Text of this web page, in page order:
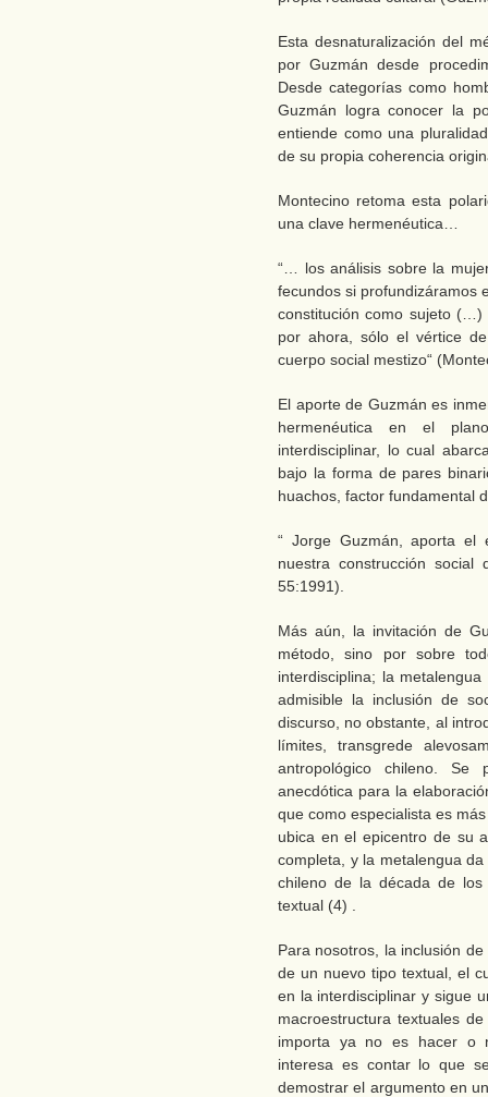
Esta desnaturalización del
por Guzmán desde
Desde categorías como
Guzmán logra conocer la
entiende como una
de su propia coherencia
Montecino retoma esta
una clave hermenéutica…
“… los análisis sobre la
fecundos si profundizáramos
constitución como sujeto
por ahora, sólo el vértice
cuerpo social mestizo“
El aporte de Guzmán es
hermenéutica en el
interdisciplinar, lo cual
bajo la forma de pares
huachos, factor fundamental
“ Jorge Guzmán, aporta
nuestra construcción social
55:1991).
Más aún, la invitación de
método, sino por sobre
interdisciplina; la
admisible la inclusión de
discurso, no obstante, al
límites, transgrede
antropológico chileno. Se
anecdótica para la
que como especialista es
ubica en el epicentro de su
completa, y la metalengua
chileno de la década de
textual (4) .
Para nosotros, la inclusión
de un nuevo tipo textual, el
en la interdisciplinar y sigue
macroestructura textuales
importa ya no es hacer o
interesa es contar lo que
demostrar el argumento en